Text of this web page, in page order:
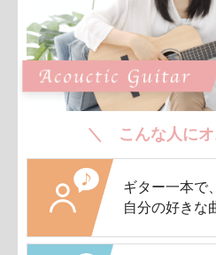
＼ こんな人に
ギター一本で
自分の好きな